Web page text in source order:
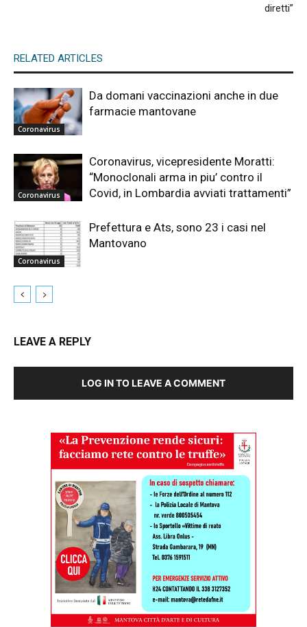
diretti”
RELATED ARTICLES
Coronavirus
Da domani vaccinazioni anche in due
farmacie mantovane
Coronavirus
Coronavirus, vicepresidente Moratti:
“Monoclonali arma in piu’ contro il
Covid, in Lombardia avviati trattamenti”
Coronavirus
Prefettura e Ats, sono 23 i casi nel
Mantovano
LEAVE A REPLY
LOG IN TO LEAVE A COMMENT